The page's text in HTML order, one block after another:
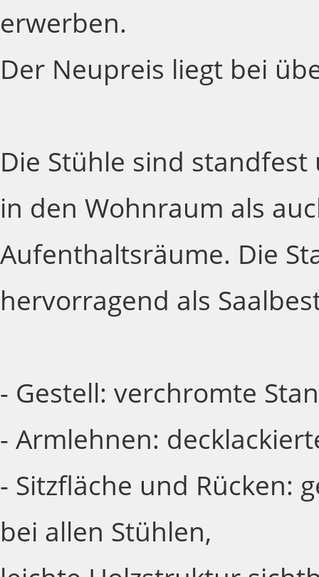
erwerben.
Der Neupreis liegt bei
Die Stühle sind
in den Wohnraum als
Aufenthaltsräume. Die
hervorragend als
- Gestell: verchromte
- Armlehnen:
- Sitzfläche und Rücken:
bei allen Stühlen,